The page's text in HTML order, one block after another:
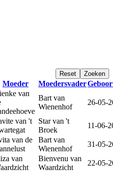
Moeder Moedersvader
van
Bart van
Wienenhof
26-05-
van 't
Star van 't
Broek
11-06-
van de
Bart van
Wienenhof
31-05-
van
Bienvenu van
Waardzicht
22-05-